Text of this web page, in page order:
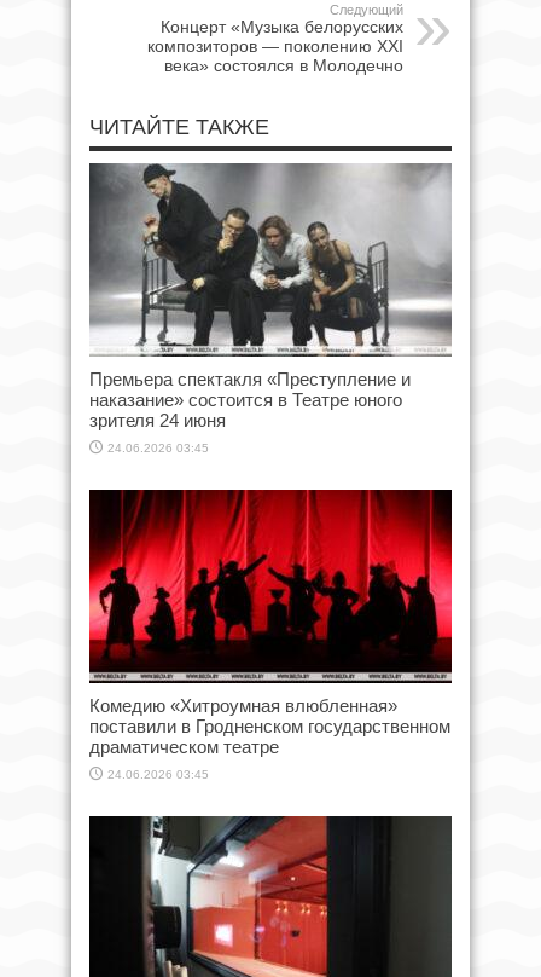
Следующий
Концерт «Музыка белорусских
композиторов — поколению XXI
века» состоялся в Молодечно
ЧИТАЙТЕ ТАКЖЕ
Премьера спектакля «Преступление и
наказание» состоится в Театре юного
зрителя 24 июня
24.06.2026 03:45
Комедию «Хитроумная влюбленная»
поставили в Гродненском государственном
драматическом театре
24.06.2026 03:45